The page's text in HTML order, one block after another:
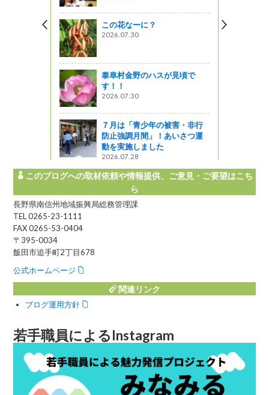
この花なーに？
2026.07.30
泰阜村金野のハスが見頃で
す！！
2026.07.30
７月は「青少年の被害・非行
防止強調月間」！あいさつ運
動を実施しました
2026.07.28
このブログへの取材依頼や情報提供、ご意見・ご要望はこち
ら
長野県南信州地域振興局総務管理課
TEL 0265-23-1111
FAX 0265-53-0404
〒395-0034
飯田市追手町2丁目678
公式ホームページ
関連リンク
ブログ運用方針
若手職員によるInstagram